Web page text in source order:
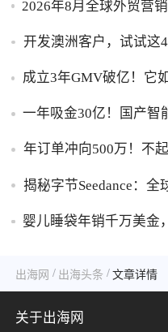
2026年8月全球外贸营
开发澳洲客户，试试这
成立3年GMV破亿！它
一年吸金30亿！国产智
年订单冲向500万！不
揭秘字节Seedance：
婴儿睡袋年销千万美金
出海网 / 出海头条 / 文章详情
关于出海网